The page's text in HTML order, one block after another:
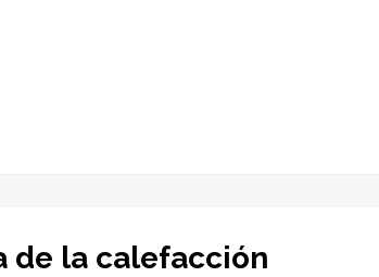
de la calefacción